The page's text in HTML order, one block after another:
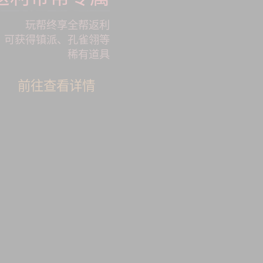
玩帮终享全帮返利
可获得镇派、孔雀翎等
稀有道具
前往查看详情